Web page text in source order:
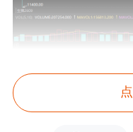
“本周全国白
斤，环比下跌